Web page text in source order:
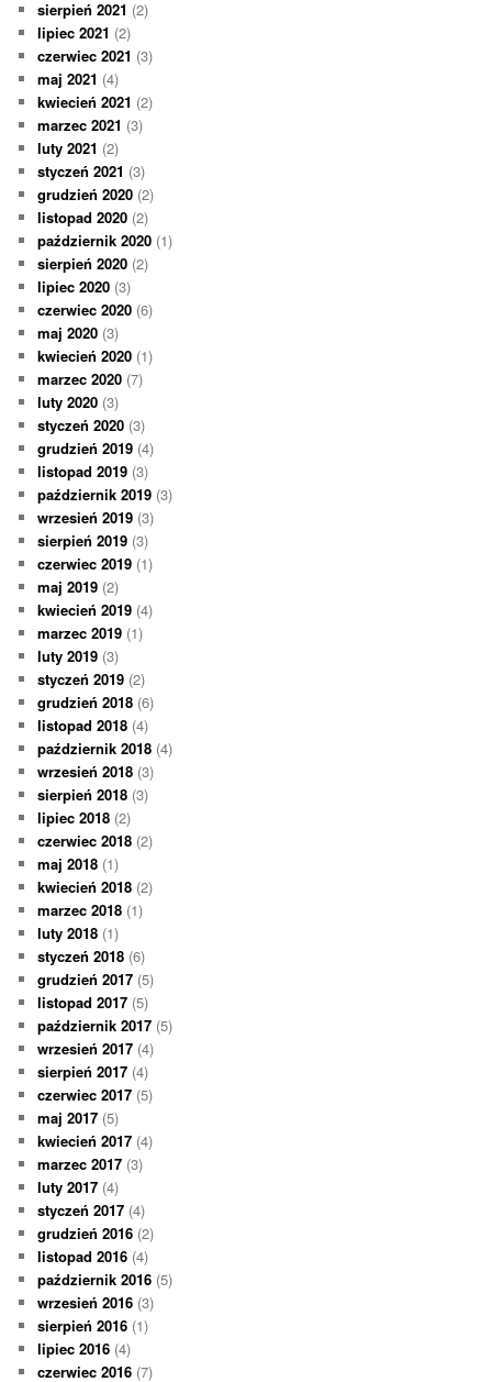
sierpień 2021 (2)
lipiec 2021 (2)
czerwiec 2021 (3)
maj 2021 (4)
kwiecień 2021 (2)
marzec 2021 (3)
luty 2021 (2)
styczeń 2021 (3)
grudzień 2020 (2)
listopad 2020 (2)
październik 2020 (1)
sierpień 2020 (2)
lipiec 2020 (3)
czerwiec 2020 (6)
maj 2020 (3)
kwiecień 2020 (1)
marzec 2020 (7)
luty 2020 (3)
styczeń 2020 (3)
grudzień 2019 (4)
listopad 2019 (3)
październik 2019 (3)
wrzesień 2019 (3)
sierpień 2019 (3)
czerwiec 2019 (1)
maj 2019 (2)
kwiecień 2019 (4)
marzec 2019 (1)
luty 2019 (3)
styczeń 2019 (2)
grudzień 2018 (6)
listopad 2018 (4)
październik 2018 (4)
wrzesień 2018 (3)
sierpień 2018 (3)
lipiec 2018 (2)
czerwiec 2018 (2)
maj 2018 (1)
kwiecień 2018 (2)
marzec 2018 (1)
luty 2018 (1)
styczeń 2018 (6)
grudzień 2017 (5)
listopad 2017 (5)
październik 2017 (5)
wrzesień 2017 (4)
sierpień 2017 (4)
czerwiec 2017 (5)
maj 2017 (5)
kwiecień 2017 (4)
marzec 2017 (3)
luty 2017 (4)
styczeń 2017 (4)
grudzień 2016 (2)
listopad 2016 (4)
październik 2016 (5)
wrzesień 2016 (3)
sierpień 2016 (1)
lipiec 2016 (4)
czerwiec 2016 (7)